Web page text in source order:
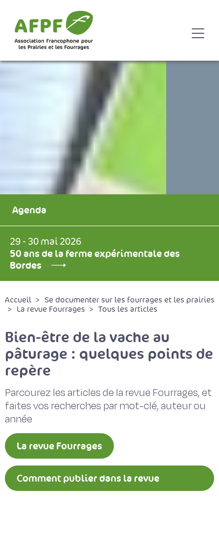
Agenda
29 - 30 mai 2026
50 ans de la ferme expérimentale des
Bordes
Accueil
Se documenter sur les fourrages et les prairies
La revue Fourrages
Tous les articles
Bien-être de la vache au
pâturage : quelques points de
repère
Parcourez les articles de la revue Fourrages, et
faites vos recherches par mot-clé, auteur ou
année
La revue Fourrages
Comment publier dans la revue